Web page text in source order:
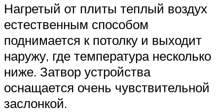
Нагретый от плиты теплый воздух
естественным способом
поднимается к потолку и выходит
наружу, где температура несколько
ниже. Затвор устройства
оснащается очень чувствительной
заслонкой.